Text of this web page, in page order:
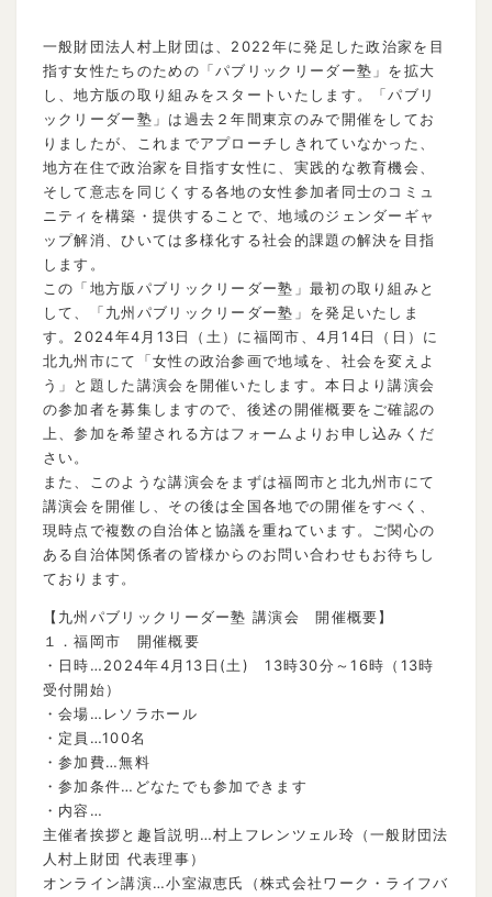
一般財団法人村上財団は、2022年に発足した政治家を目
指す女性たちのための「パブリックリーダー塾」を拡大
し、地方版の取り組みをスタートいたします。「パブリ
ックリーダー塾」は過去２年間東京のみで開催をしてお
りましたが、これまでアプローチしきれていなかった、
地方在住で政治家を目指す女性に、実践的な教育機会、
そして意志を同じくする各地の女性参加者同士のコミュ
ニティを構築・提供することで、地域のジェンダーギャ
ップ解消、ひいては多様化する社会的課題の解決を目指
します。
この「地方版パブリックリーダー塾」最初の取り組みと
して、「九州パブリックリーダー塾」を発足いたしま
す。2024年4月13日（土）に福岡市、4月14日（日）に
北九州市にて「女性の政治参画で地域を、社会を変えよ
う」と題した講演会を開催いたします。本日より講演会
の参加者を募集しますので、後述の開催概要をご確認の
上、参加を希望される方はフォームよりお申し込みくだ
さい。
また、このような講演会をまずは福岡市と北九州市にて
講演会を開催し、その後は全国各地での開催をすべく、
現時点で複数の自治体と協議を重ねています。ご関心の
ある自治体関係者の皆様からのお問い合わせもお待ちし
ております。
【九州パブリックリーダー塾 講演会 開催概要】
１．福岡市 開催概要
・日時…2024年4月13日(土) 13時30分～16時（13時
受付開始）
・会場…レソラホール
・定員…100名
・参加費…無料
・参加条件…どなたでも参加できます
・内容…
主催者挨拶と趣旨説明…村上フレンツェル玲（一般財団法
人村上財団 代表理事）
オンライン講演…小室淑恵氏（株式会社ワーク・ライフバ